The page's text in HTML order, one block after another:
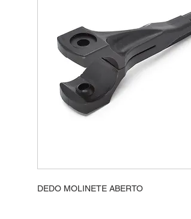
DEDO MOLINETE ABERTO